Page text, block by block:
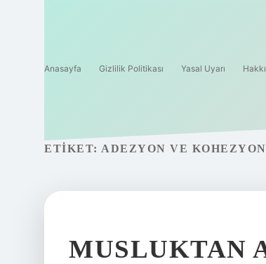
Anasayfa Gizlilik Politikası Yasal Uyarı
ETIKET: ADEZYON VE
MUSLUKTAN